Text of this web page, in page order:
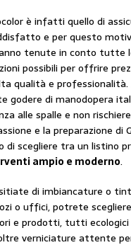
è infatti quello di
e per questo
tenute in conto tutte
possibili per offrire
qualità e
godere di manodopera
alle spalle e non
e la preparazione di
scegliere tra un listino
ampio e moderno.
di imbiancature o
o uffici, potrete
e prodotti, tutti
verniciature attente